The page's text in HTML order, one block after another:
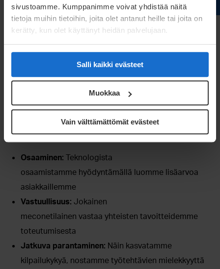
sivustoamme. Kumppanimme voivat yhdistää näitä
tietoja muihin tietoihin, joita olet antanut heille tai joita on
kerätty, kun olet käyttänyt heidän palvelujaan.
Salli kaikki evästeet
Muokkaa
Vain välttämättömät evästeet
Me uskomme tulevaisuuteen
Meconet on pitkäikäinen perheyhtiö, jolla on
tarjottavana yli 100 vuoden ammattitaito ja
kokemus. Reagoimme asiakkaiden tarpeisiin
nopeasti ja teemme työtämme pitkäjänteisesti.
Investoimme suunnitelmallisesti henkilöstön
osaamiseen ja uuteen teknologiaan.
Osaaminen:Teknologista
osaamistamme hyödyntämällä luomme lisäarvoa
asiakkaillemme
Vastuullisuus:Jokainen
meconetilainen vastaa yhteisten tavoitteidemme
toteutumisesta
Jatkuva parantaminen: Näin kasvatamme
kilpailukykyä, nostamme työtehtävien mielekkyyttä